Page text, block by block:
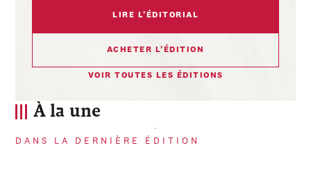
À la une
DANS LA DERNIÈRE ÉDITION
LIRE L’ÉDITORIAL
ACHETER L’ÉDITION
VOIR TOUTES LES ÉDITIONS